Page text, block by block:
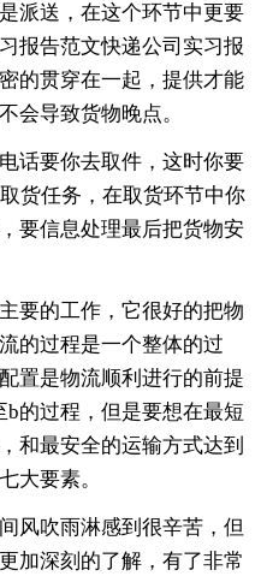
派送，在这个环节中更要
报告范文快递公司实习报
的贯穿在一起，提供才能
会导致货物晚点。
话要你去取件，这时你要
货任务，在取货环节中你
要信息处理最后把货物安
要的工作，它很好的把物
的过程是一个整体的过
置是物流顺利进行的前提
的过程，但是要想在最短
和最安全的运输方式达到
大要素。
风吹雨淋感到很辛苦，但
加深刻的了解，有了非常